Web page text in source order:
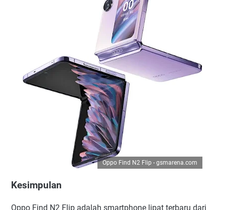
Oppo Find N2 Flip - gsmarena.com
Kesimpulan
Oppo Find N2 Flip adalah smartphone lipat terbaru dari